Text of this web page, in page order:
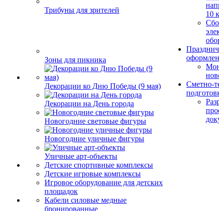
Трибуны для зрителей
Зоны для пикника
Декорации ко Дню Победы (9 мая)
Декорации на День города
Новогодние световые фигуры
Новогодние уличные фигуры
Уличные арт-объекты
Детские спортивные комплексы
Детские игровые комплексы
Игровое оборудование для детских
площадок
Кабели силовые медные
бронированные
10
Сметно-